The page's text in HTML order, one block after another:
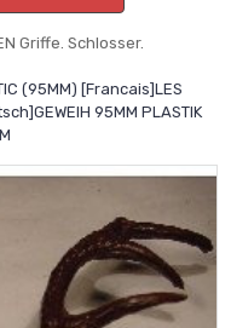
Griffe. Schlosser.
(95MM) [Francais]LES
95MM PLASTIK